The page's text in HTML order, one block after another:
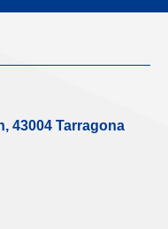
43004 Tarragona